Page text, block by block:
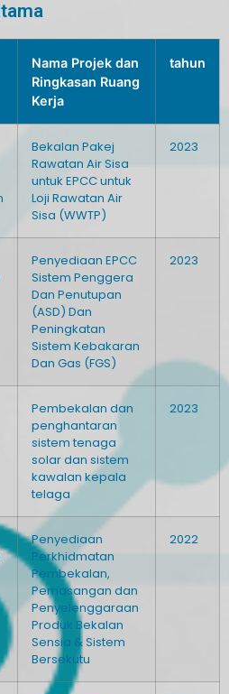
Nama Projek dan
Ringkasan Ruang
Kerja
tahun
Bekalan Pakej
Rawatan Air Sisa
untuk EPCC untuk
Loji Rawatan Air
Sisa (WWTP)
2023
Penyediaan EPCC
Sistem Penggera
Dan Penutupan
(ASD) Dan
Peningkatan
Sistem Kebakaran
Dan Gas (FGS)
2023
Pembekalan dan
penghantaran
sistem tenaga
solar dan sistem
kawalan kepala
telaga
2023
Penyediaan
Perkhidmatan
Pembekalan,
Pemasangan dan
Penyelenggaraan
Produk Bekalan
Sensia & Sistem
Bersekutu
2022